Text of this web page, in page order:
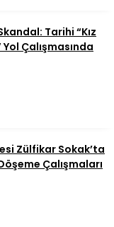
Tarihi “Kız
Yol Çalışmasında
Zülfikar Sokak’ta
Çalışmaları